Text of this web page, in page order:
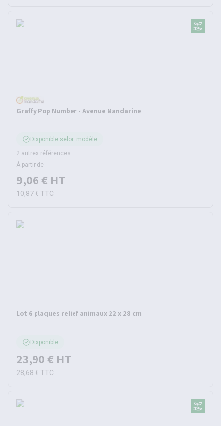
Graffy Pop Number - Avenue Mandarine
Disponible selon modèle
2 autres références
À partir de
9,06 € HT
10,87 € TTC
Lot 6 plaques relief animaux 22 x 28 cm
Disponible
23,90 € HT
28,68 € TTC